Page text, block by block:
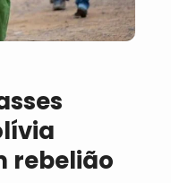
rebelião